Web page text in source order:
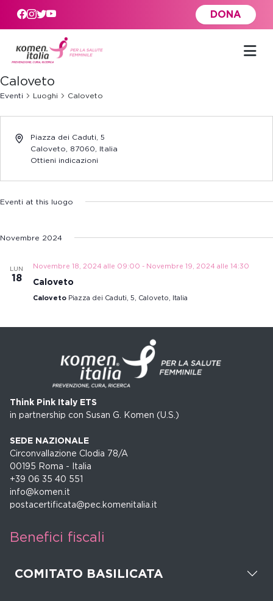
Skip to main content
DONA
Caloveto
Eventi Luoghi Caloveto
Piazza dei Caduti, 5
Caloveto, 87060, Italia
Ottieni indicazioni
Eventi at this luogo
Novembre 2024
LUN
18
Novembre 18, 2024 alle 09:00 - Novembre 19, 2024 alle 14:30
Caloveto
Caloveto Piazza dei Caduti, 5, Caloveto, Italia
Think Pink Italy ETS
in partnership con Susan G. Komen (U.S.)
SEDE NAZIONALE
Circonvallazione Clodia 78/A
00195 Roma - Italia
+39 06 35 40 551
info@komen.it
postacertificata@pec.komenitalia.it
Benefici fiscali
COMITATO BASILICATA